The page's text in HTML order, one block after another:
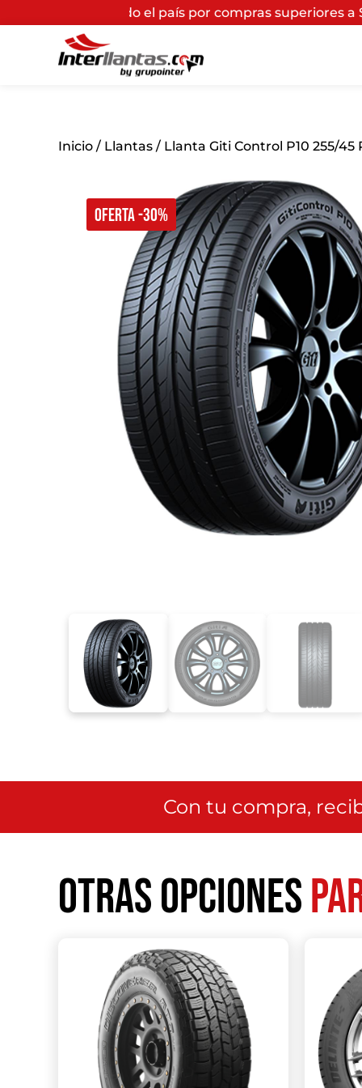
el país por compras superiores a $200.000*
OFERTA -30%
Inicio / Llantas / Llanta Giti Control P10 255/45
Con tu compra,
Otras opciones